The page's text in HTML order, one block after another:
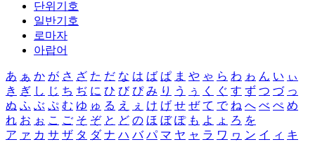
단위기호
일반기호
로마자
아랍어
あ ぁ か が さ ざ た だ な は ば ぱ ま や ゃ ら わ ゎ ん い ぃ
き ぎ し じ ち ぢ に ひ び ぴ み り う ぅ く ぐ す ず つ づ っ
ぬ ふ ぶ ぷ む ゆ ゅ る え ぇ け げ せ ぜ て で ね へ べ ぺ め
れ お ぉ こ ご そ ぞ と ど の ほ ぼ ぽ も よ ょ ろ を
ア ァ カ サ ザ タ ダ ナ ハ バ パ マ ヤ ャ ラ ワ ヮ ン イ ィ キ